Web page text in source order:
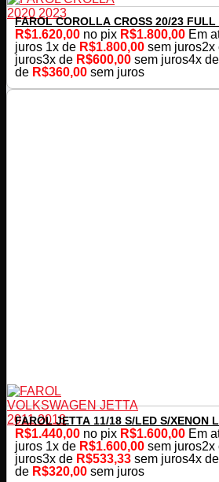
FAROL COROLLA CROSS 20/23 FULL
R$1.620,00 no pix R$1.800,00 Em
juros 1x de R$1.800,00 sem juros2x
juros3x de R$600,00 sem juros4x de
de R$360,00 sem juros
FAROL JETTA 11/18 S/LED S/XENON
R$1.440,00 no pix R$1.600,00 Em
juros 1x de R$1.600,00 sem juros2x
juros3x de R$533,33 sem juros4x de
de R$320,00 sem juros